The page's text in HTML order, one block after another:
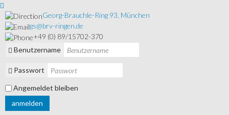
Georg-Brauchle-Ring 93, München
gs@brv-ringen.de
+49 (0) 89/15702-370
Benutzername
Passwort
Angemeldet bleiben
anmelden